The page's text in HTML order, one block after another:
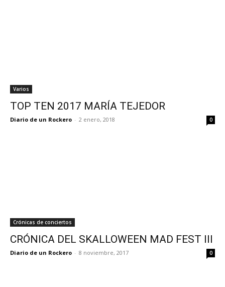
Varios
TOP TEN 2017 MARÍA TEJEDOR
Diario de un Rockero - 2 enero, 2018 0
Crónicas de conciertos
CRÓNICA DEL SKALLOWEEN MAD FEST III
Diario de un Rockero - 8 noviembre, 2017 0